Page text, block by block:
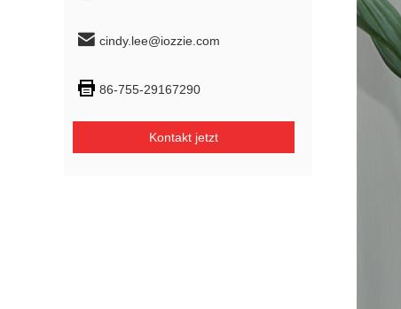
cindy.lee@iozzie.com
86-755-29167290
Kontakt jetzt